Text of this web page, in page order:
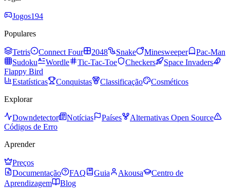
Jogos194
Populares
Tetris Connect Four 2048 Snake Minesweeper
Pac-Man
Sudoku
Wordle Tic-Tac-Toe Checkers
Space Invaders
Flappy Bird
Estatísticas
Conquistas Classificação
Cosméticos
Explorar
Downdetector Notícias Países
Alternativas Open Source
Códigos de Erro
Aprender
Preços
Documentação
FAQ Guia Akousa
Centro de
Aprendizagem
Blog